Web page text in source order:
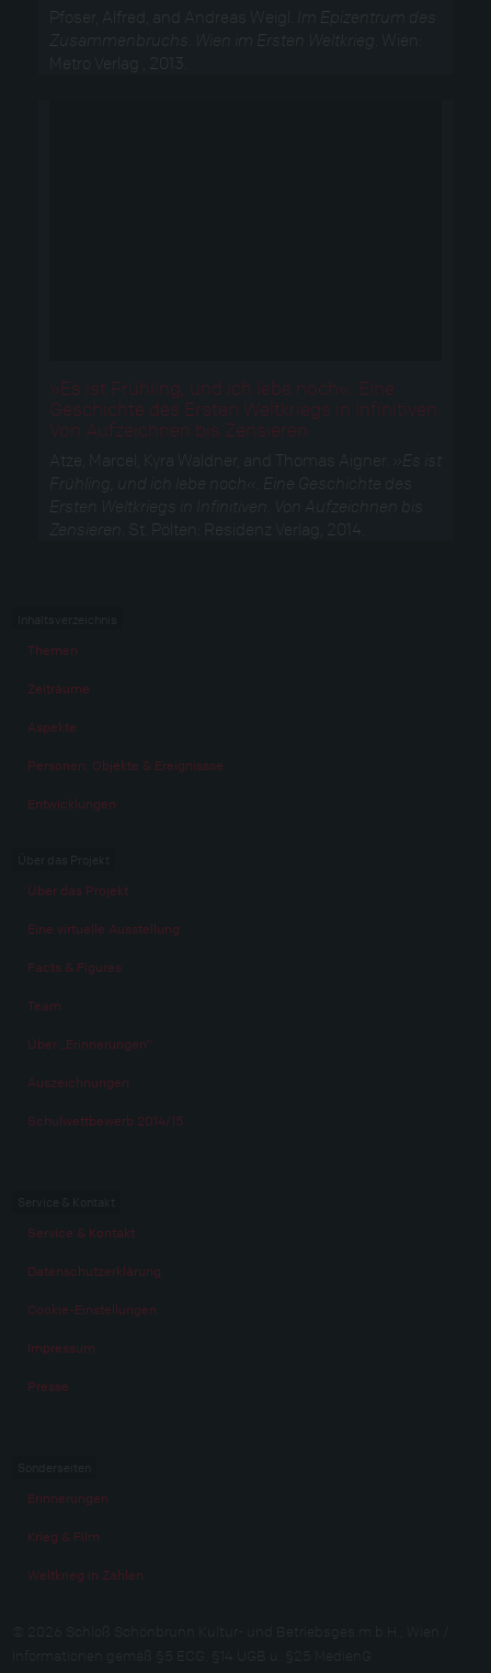
Pfoser, Alfred, and Andreas Weigl.
Im Epizentrum des
Zusammenbruchs. Wien im Ersten Weltkrieg
. Wien:
Metro Verlag , 2013.
»Es ist Frühling, und ich lebe noch«. Eine
Geschichte des Ersten Weltkriegs in Infinitiven.
Von Aufzeichnen bis Zensieren
Atze, Marcel, Kyra Waldner, and Thomas Aigner.
»Es ist
Frühling, und ich lebe noch«. Eine Geschichte des
Ersten Weltkriegs in Infinitiven. Von Aufzeichnen bis
Zensieren
. St. Pölten: Residenz Verlag, 2014.
Themen
Zeiträume
Aspekte
Personen, Objekte & Ereignissse
Entwicklungen
Über das Projekt
Eine virtuelle Ausstellung
Facts & Figures
Team
Über „Erinnerungen“
Auszeichnungen
Schulwettbewerb 2014/15
Service & Kontakt
Datenschutzerklärung
Cookie-Einstellungen
Impressum
Presse
Erinnerungen
Krieg & Film
Weltkrieg in Zahlen